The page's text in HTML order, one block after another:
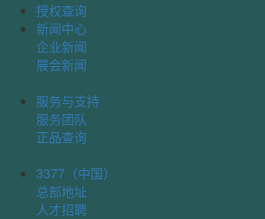
授权查询
新闻中心
企业新闻
展会新闻
服务与支持
服务团队
正品查询
3377（中国）
总部地址
人才招聘